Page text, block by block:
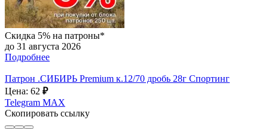
Скидка 5% на патроны*
до 31 августа 2026
Подробнее
Патрон .СИБИРЬ Premium к.12/70 дробь 28г Спортинг
Цена: 62 ₽
Telegram MAX
Скопировать ссылку